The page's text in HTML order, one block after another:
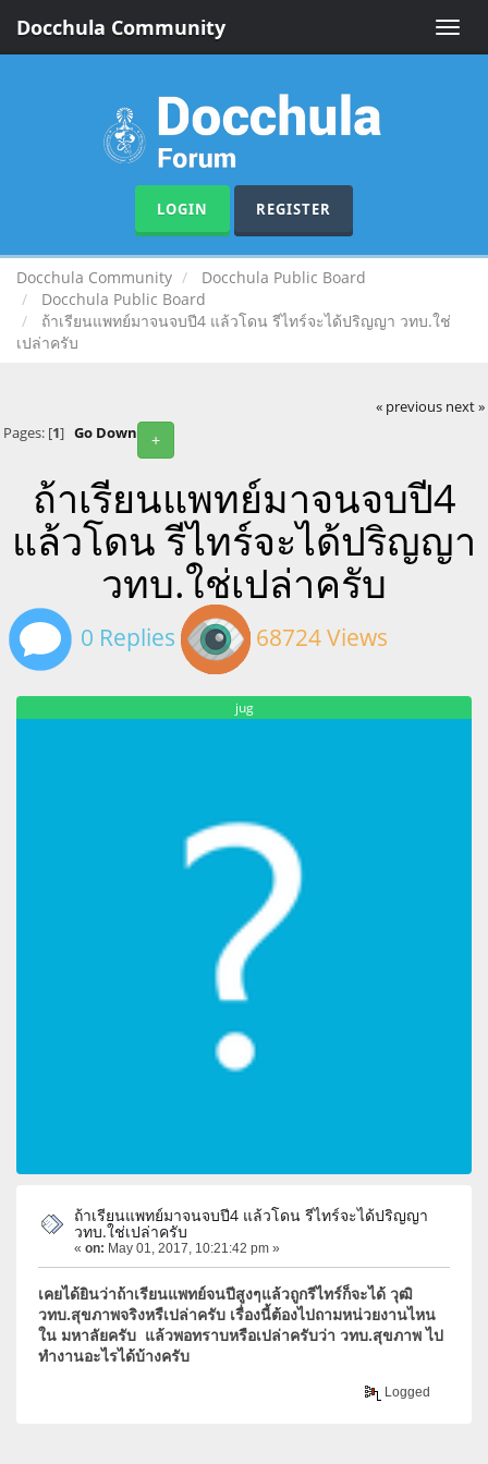
Toggle
Docchula Community
LOGIN REGISTER
Docchula Community
Docchula Public Board
Docchula Public Board
ถ้าเรียนแพทย์มาจนจบปี4 แล้วโดน รีไทร์จะได้ปริญญา วทบ.ใช่
เปล่าครับ
« previous next »
+
Pages: [1] Go Down
ถ้าเรียนแพทย์มาจนจบปี4
แล้วโดน รีไทร์จะได้ปริญญา
วทบ.ใช่เปล่าครับ
0 Replies 68724 Views
jug
ถ้าเรียนแพทย์มาจนจบปี4 แล้วโดน รีไทร์จะได้ปริญญา
วทบ.ใช่เปล่าครับ
« on: May 01, 2017, 10:21:42 pm »
เคยได้ยินว่าถ้าเรียนแพทย์จนปีสูงๆแล้วถูกรีไทร์ก็จะได้ วุฒิ
วทบ.สุขภาพจริงหรืเปล่าครับ เรื่องนี้ต้องไปถามหน่วยงานไหน
ใน มหาลัยครับ แล้วพอทราบหรือเปล่าครับว่า วทบ.สุขภาพ ไป
ทำงานอะไรได้บ้างครับ
Logged